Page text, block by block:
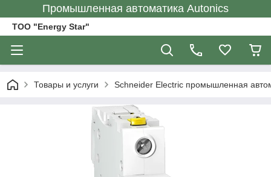
Промышленная автоматика Autonics
ТОО "Energy Star"
Товары и услуги Schneider Electric промышленная